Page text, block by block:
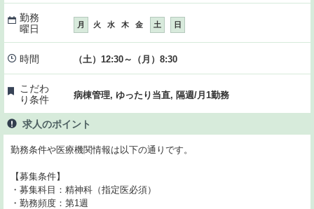
勤務
曜日
月 火 水 木 金 土 日
時間 （土）12:30～（月）8:30
こだわ
り条件
病棟管理, ゆったり当直, 隔週/月1勤務
求人のポイント
勤務条件や医療機関情報は以下の通りです。
【募集条件】
・募集科目：精神科（指定医必須）
・勤務頻度：第1週